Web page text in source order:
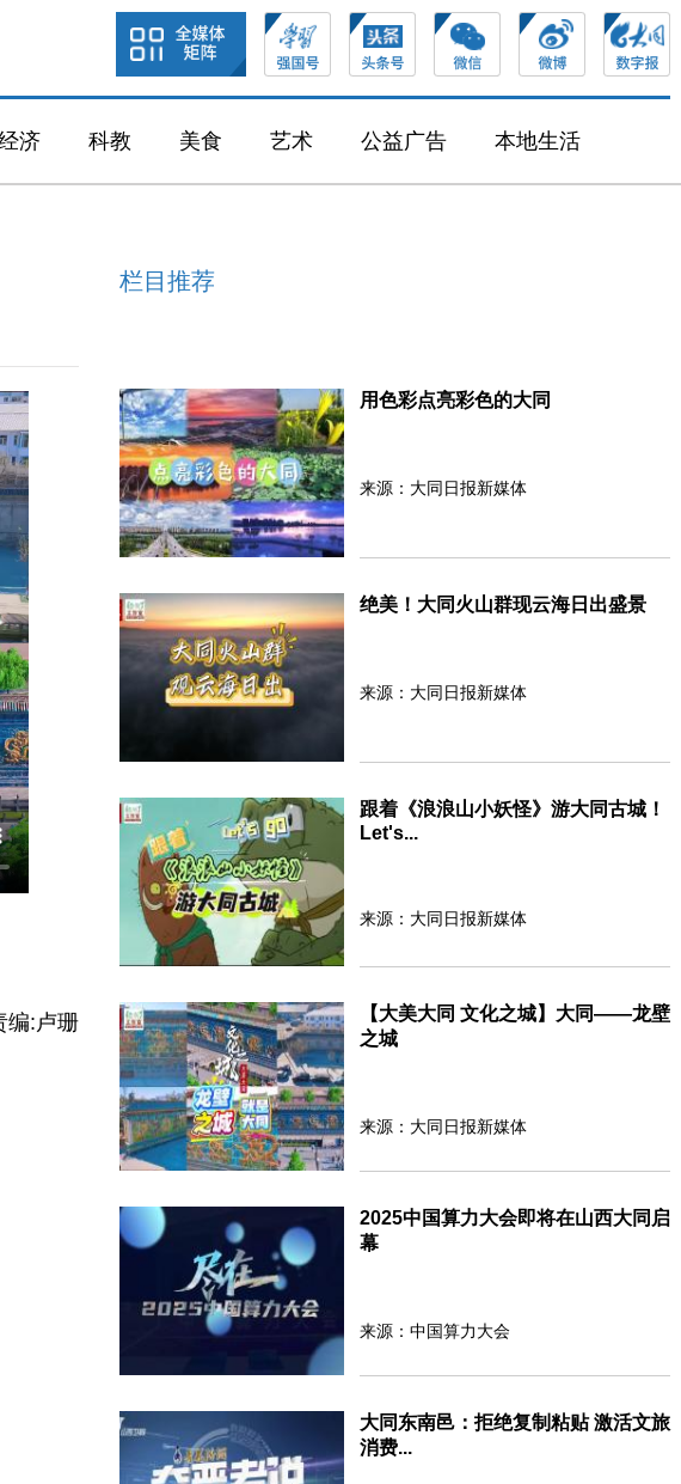
济 科教 美食 艺术 公益广告 本地生活
编:卢珊
栏目推荐
用色彩点亮彩色的大同
来源：大同日报新媒体
绝美！大同火山群现云海日出盛景
来源：大同日报新媒体
跟着《浪浪山小妖怪》游大同古城！
Let's...
来源：大同日报新媒体
【大美大同 文化之城】大同——龙壁
之城
来源：大同日报新媒体
2025中国算力大会即将在山西大同启
幕
来源：中国算力大会
大同东南邑：拒绝复制粘贴 激活文旅
消费...